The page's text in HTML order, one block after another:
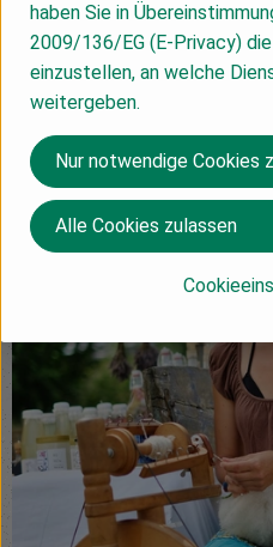
haben Sie in
2009/136/EG (E-Privacy)
einzustellen, an welche
weitergeben.
Nur notwendige Cookies
Alle Cookies zulassen